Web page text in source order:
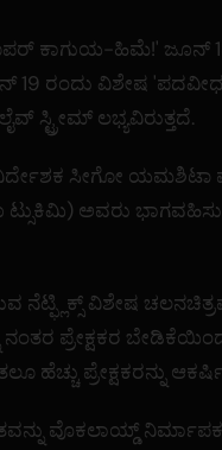
ಕಾಗುಯ-ಹಿಮೆ!' ಜೂನ್ 18
ರಂದು ವಿಶೇಷ
ಸ್ಟ್ರೀಮ್ ಲಭ್ಯವಿರುತ್ತದೆ.
ಸೀಗೋ ಯಮಶಿಟಾ
ಅವರು
ನೆಟ್ಫ್ಲಿಕ್ಸ್ ವಿಶೇಷ
ನಂತರ ಪ್ರೇಕ್ಷಕರ
ಹೆಚ್ಚು ಪ್ರೇಕ್ಷಕರನ್ನು
ವೊಕಲಾಯ್ಡ್